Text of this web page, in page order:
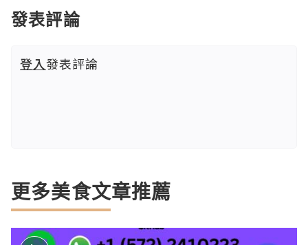
發表評論
登入發表評論
更多美食文章推薦